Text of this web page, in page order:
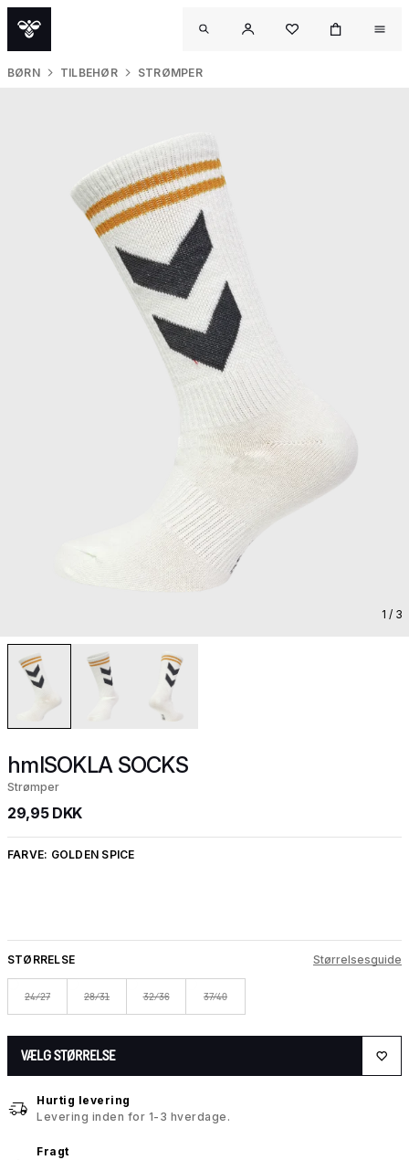
BØRN TILBEHØR STRØMPER
1 / 3
hmlSOKLA SOCKS
Strømper
29,95 DKK
FARVE: GOLDEN SPICE
STØRRELSE Størrelsesguide
24/27 28/31 32/36 37/40
VÆLG STØRRELSE
Hurtig levering
Levering inden for 1-3 hverdage.
Fragt